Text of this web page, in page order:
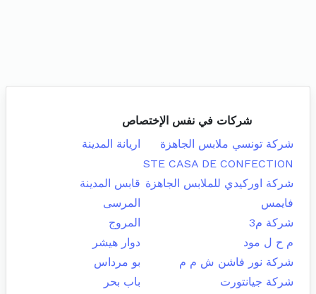
شركات في نفس الإختصاص
شركة تونسي ملابس الجاهزة
اريانة المدينة
STE CASA DE CONFECTION
شركة اوركيدي للملابس الجاهزة قابس المدينة
فايمس
المرسى
شركة م3
المروج
م ح ل مود
دوار هيشر
شركة نور فاشن ش م م
بو مرداس
شركة جيانتورت
باب بحر